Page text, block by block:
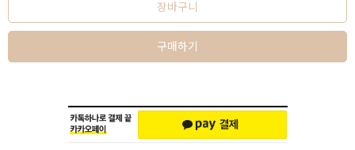
장바구니
구매하기